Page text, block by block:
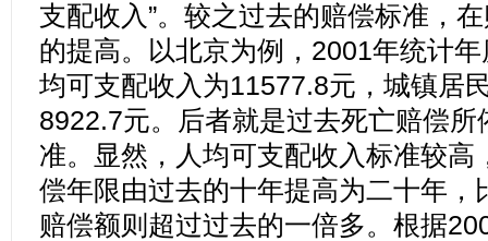
支配收入”。较之过去的赔偿标准，
的提高。以北京为例，2001年统计
均可支配收入为11577.8元，城镇居
8922.7元。后者就是过去死亡赔偿所
准。显然，人均可支配收入标准较高
偿年限由过去的十年提高为二十年，
赔偿额则超过过去的一倍多。根据